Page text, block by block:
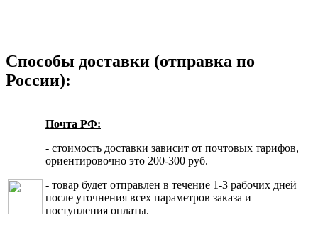
Способы доставки (отправка по
России):
Почта РФ:
- стоимость доставки зависит от почтовых тарифов,
ориентировочно это 200-300 руб.
- товар будет отправлен в течение 1-3 рабочих дней
после уточнения всех параметров заказа и
поступления оплаты.